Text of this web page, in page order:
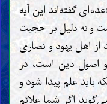
گفته‌اند این آیه
و نه دلیل بر حجیت
از اهل یهود و نصاری
و اصول دین است، در
علم پیدا شود و
اگر شما علائم